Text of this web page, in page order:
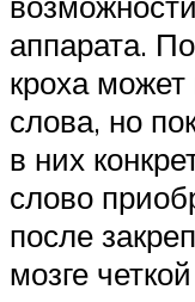
аппарата.
кроха
слова, но
в них
слово
после
мозге